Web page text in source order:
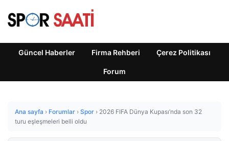
Güncel Haberler Firma Rehberi Çerez Politikası
Forum
Ana sayfa › Forumlar › Spor › 2026 FIFA Dünya Kupası’nda son 32
turu eşleşmeleri belli oldu